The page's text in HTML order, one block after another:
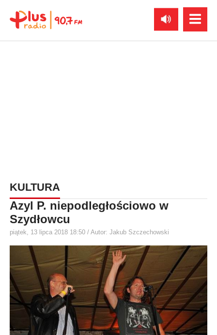
KULTURA
Azyl P. niepodległościowo w
Szydłowcu
piątek, 13 lipca 2018 18:50 / Autor: Jakub Szczechowski